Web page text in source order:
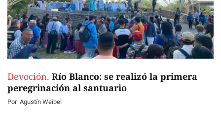
Devoción. Río Blanco: se realizó la primera
peregrinación al santuario
Por Agustín Weibel